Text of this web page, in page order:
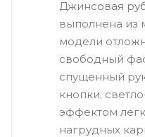
Джинсовая
выполнена из
модели
свободный
спущенный
кнопки;
эффектом
нагрудных